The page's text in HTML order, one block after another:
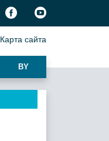
Карта сайта
BY